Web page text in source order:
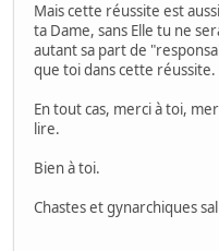
Mais cette réussite est
ta Dame, sans Elle tu ne
autant sa part de
que toi dans cette réussite.
En tout cas, merci à toi,
lire.
Bien à toi.
Chastes et gynarchiques